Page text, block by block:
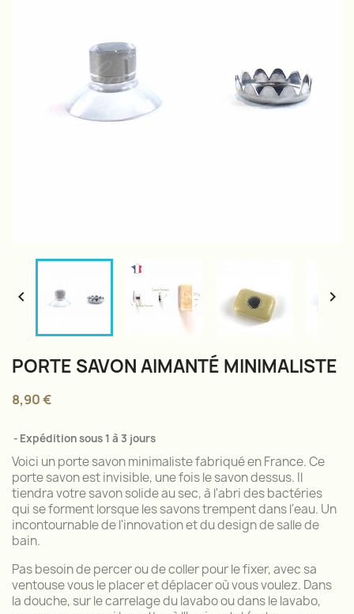
 
PORTE SAVON AIMANTÉ MINIMALISTE
8,90 €
Expédition sous 1 à 3 jours
Voici un porte savon minimaliste fabriqué en France. Ce
porte savon est invisible, une fois le savon dessus. Il
tiendra votre savon solide au sec, à l'abri des bactéries
qui se forment lorsque les savons trempent dans l'eau. Un
incontournable de l'innovation et du design de salle de
bain.
Pas besoin de percer ou de coller pour le fixer, avec sa
ventouse vous le placer et déplacer où vous voulez. Dans
la douche, sur le carrelage du lavabo ou dans le lavabo,